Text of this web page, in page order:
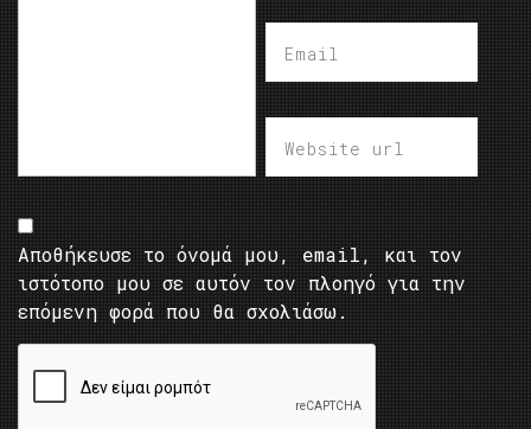
Αποθήκευσε το όνομά μου, email, και τον
ιστότοπο μου σε αυτόν τον πλοηγό για την
επόμενη φορά που θα σχολιάσω.